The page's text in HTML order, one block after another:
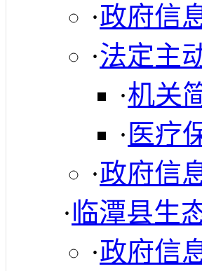
·政府信
·法定主
·机关
· 医疗
·政府信
·临潭县生
·政府信